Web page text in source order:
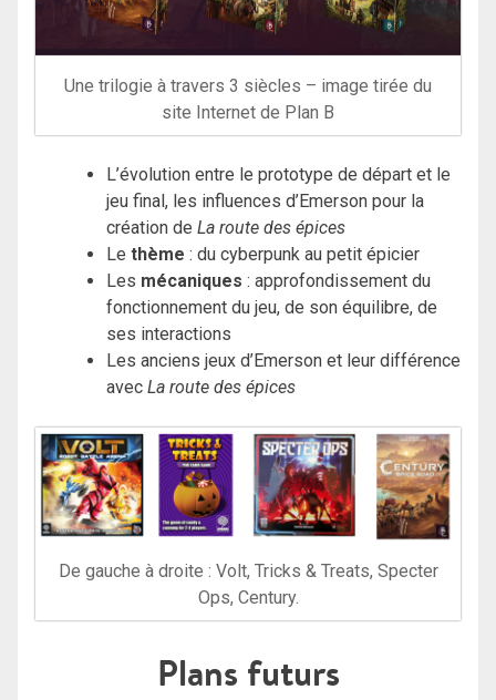
Une trilogie à travers 3 siècles – image tirée du
site Internet de Plan B
L’évolution entre le prototype de départ et le
jeu final, les influences d’Emerson pour la
création de La route des épices
Le thème : du cyberpunk au petit épicier
Les mécaniques : approfondissement du
fonctionnement du jeu, de son équilibre, de
ses interactions
Les anciens jeux d’Emerson et leur différence
avec La route des épices
De gauche à droite : Volt, Tricks & Treats, Specter
Ops, Century.
Plans futurs